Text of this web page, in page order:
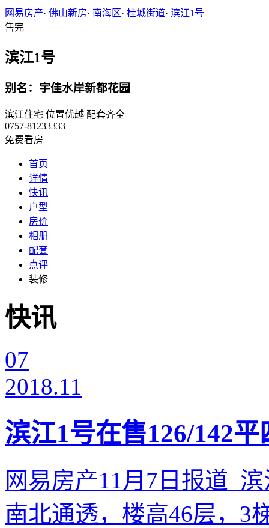
网易房产· 佛山新房· 南海区· 桂城街道· 滨江1号
售完
滨江1号
别名：宇佳水岸新都花园
滨江住宅 位置优越 配套齐全
0757-81233333
免费看房
首页
详情
快讯
户型
房价
相册
配套
点评
装修
快讯
07
2018.11
滨江1号在售126/142
网易房产11月7日报道
南北通透，楼高46层，3